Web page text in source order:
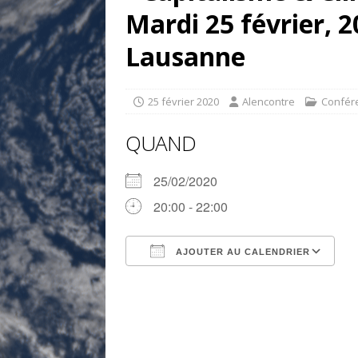
«Le discours de
goût… et une menace»
ETATS-
[ 17 juillet 2026 ]
Mardi 25 février,
Lausanne
25 février 2020 Alencontre
QUAND
25/02/2020
20:00 - 22:00
AJOUTER AU CALENDRIER